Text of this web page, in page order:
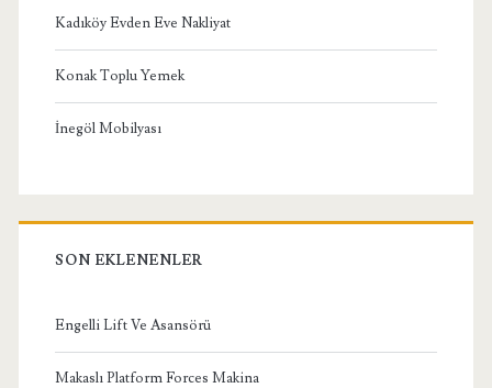
Kadıköy Evden Eve Nakliyat
Konak Toplu Yemek
İnegöl Mobilyası
SON EKLENENLER
Engelli Lift Ve Asansörü
Makaslı Platform Forces Makina